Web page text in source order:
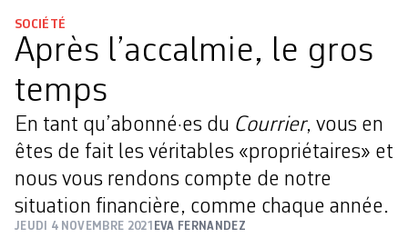
SOCIÉTÉ
Après l’accalmie, le gros
temps
En tant qu’abonné·es du Courrier, vous en
êtes de fait les véritables «propriétaires» et
nous vous rendons compte de notre
situation financière, comme chaque année.
JEUDI 4 NOVEMBRE 2021 EVA FERNANDEZ